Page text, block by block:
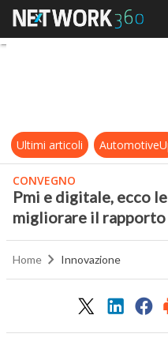
Ultimi articoli
CONVEGNO
Pmi e digitale, ecco
migliorare il
Home Innovazione